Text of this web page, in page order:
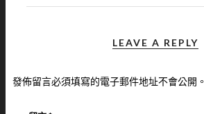
LEAVE A REPLY
發佈留言必須填寫的電子郵件地址不會公開。